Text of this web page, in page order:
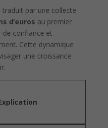
traduit par une collecte
d’euros au premier
de confiance et
Cette dynamique
une croissance